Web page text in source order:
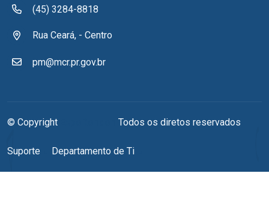
(45) 3284-8818
Rua Ceará, - Centro
pm@mcr.pr.gov.br
© Copyright Todos os diretos reservados
Suporte Departamento de Ti